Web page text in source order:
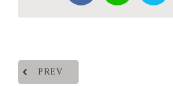
PREV